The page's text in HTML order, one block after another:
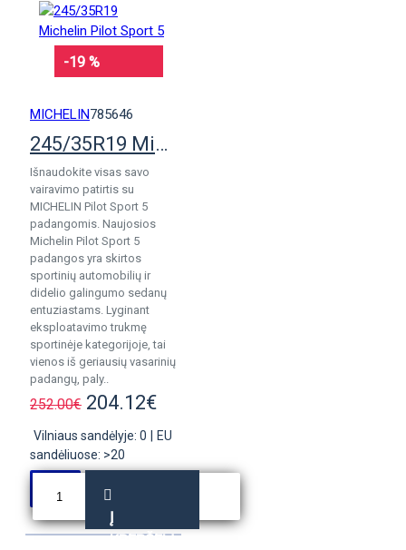
-19 %
MICHELIN785646
245/35R19 Michelin Pilot Sport 5
Išnaudokite visas savo
vairavimo patirtis su
MICHELIN Pilot Sport 5
padangomis. Naujosios
Michelin Pilot Sport 5
padangos yra skirtos
sportinių automobilių ir
didelio galingumo sedanų
entuziastams. Lyginant
eksploatavimo trukmę
sportinėje kategorijoje, tai
vienos iš geriausių vasarinių
padangų, paly..
252.00€ 204.12€
Vilniaus sandėlyje: 0
EU
sandėliuose: >20
Į
KREPŠELĮ